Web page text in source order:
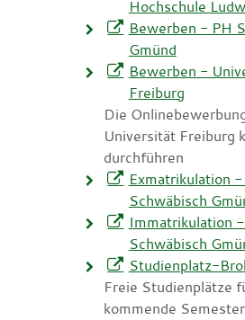
Hochschule
Bewerben - PH
Gmünd
Bewerben -
Freiburg
Die
Universität Freiburg
durchführen
Exmatrikulation -
Schwäbisch
Immatrikulation
Schwäbisch
Studienplatz-
Freie Studienplätze
kommende Semester